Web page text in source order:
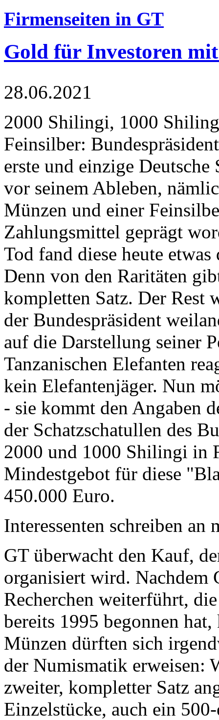
Firmenseiten in GT
Gold für Investoren
28.06.2021
2000 Shilingi, 1000
Feinsilber:
erste und einzige Deutsche
vor seinem Ableben,
Münzen und einer
Zahlungsmittel geprägt
Tod fand diese heute
Denn von den Raritäten
kompletten Satz. Der Rest
der Bundespräsident
auf die Darstellung seiner
Tanzanischen Elefanten
kein Elefantenjäger. Nun
- sie kommt den Angaben
der Schatzschatullen des
2000 und 1000 Shilingi in
Mindestgebot für diese
450.000 Euro.
Interessenten schreiben
GT überwacht den Kauf,
organisiert wird. Nachdem
Recherchen weiterführt,
bereits 1995 begonnen
Münzen dürften sich
der Numismatik erweisen:
zweiter, kompletter Satz
Einzelstücke, auch ein